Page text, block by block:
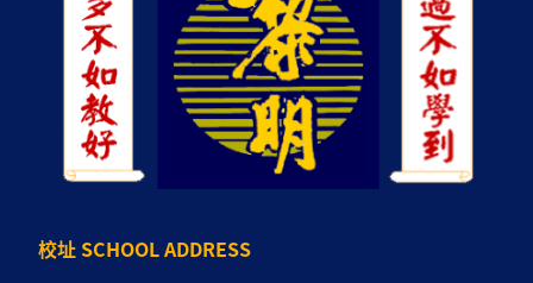
校址 SCHOOL ADDRESS